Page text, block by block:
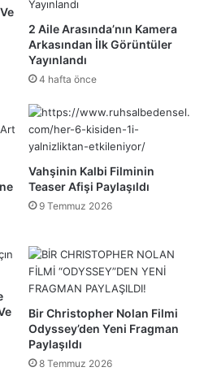
2 Aile Arasında’nın Kamera
Arkasından İlk Görüntüler
Yayınlandı
4 hafta önce
Vahşinin Kalbi Filminin
Teaser Afişi Paylaşıldı
9 Temmuz 2026
Bir Christopher Nolan Filmi
Odyssey’den Yeni Fragman
Paylaşıldı
8 Temmuz 2026